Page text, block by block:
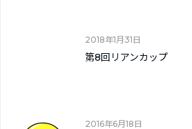
2018年1月31日
第8回リアンカップ
2016年6月18日